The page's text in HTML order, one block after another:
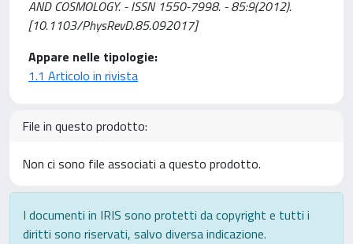
AND COSMOLOGY. - ISSN 1550-7998. - 85:9(2012).
[10.1103/PhysRevD.85.092017]
Appare nelle tipologie:
1.1 Articolo in rivista
File in questo prodotto:
Non ci sono file associati a questo prodotto.
I documenti in IRIS sono protetti da copyright e tutti i
diritti sono riservati, salvo diversa indicazione.